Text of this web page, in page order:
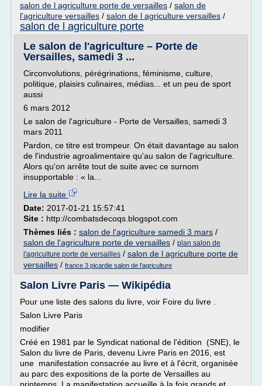
salon de l agriculture porte de versailles / salon de
l'agriculture versailles / salon de l agriculture versailles /
salon de l agriculture porte
Le salon de l'agriculture – Porte de
Versailles, samedi 3 ...
Circonvolutions, pérégrinations, féminisme, culture,
politique, plaisirs culinaires, médias... et un peu de sport
aussi
6 mars 2012
Le salon de l'agriculture - Porte de Versailles, samedi 3
mars 2011
Pardon, ce titre est trompeur. On était davantage au salon
de l'industrie agroalimentaire qu'au salon de l'agriculture.
Alors qu'on arrête tout de suite avec ce surnom
insupportable : « la...
Lire la suite
Date: 2017-01-21 15:57:41
Site : http://combatsdecoqs.blogspot.com
Thèmes liés : salon de l'agriculture samedi 3 mars /
salon de l'agriculture porte de versailles / plan salon de
l'agriculture porte de versailles / salon de l agriculture porte de
versailles / france 3 picardie salon de l'agriculture
Salon Livre Paris — Wikipédia
Pour une liste des salons du livre, voir Foire du livre .
Salon Livre Paris
modifier
Créé en 1981 par le Syndicat national de l'édition (SNE), le
Salon du livre de Paris, devenu Livre Paris en 2016, est
une manifestation consacrée au livre et à l'écrit, organisée
au parc des expositions de la porte de Versailles au